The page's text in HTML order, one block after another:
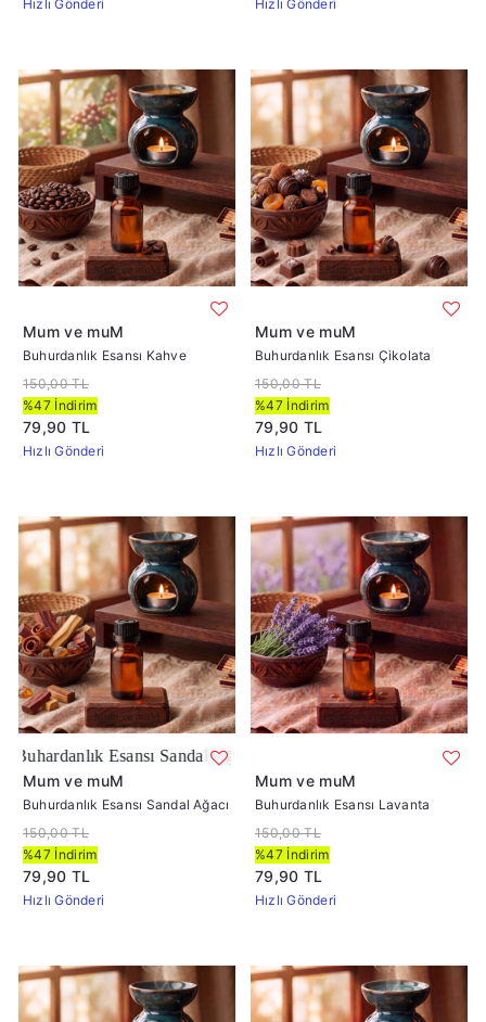
Hızlı Gönderi Hızlı Gönderi
Mum ve muM
Buhurdanlık Esansı Kahve
150,00 TL
%47 İndirim
79,90 TL
Hızlı Gönderi
Mum ve muM
Buhurdanlık Esansı Çikolata
150,00 TL
%47 İndirim
79,90 TL
Hızlı Gönderi
Sandal Ağacı
Mum ve muM
Buhurdanlık Esansı Sandal Ağacı
150,00 TL
%47 İndirim
79,90 TL
Hızlı Gönderi
Mum ve muM
Buhurdanlık Esansı Lavanta
150,00 TL
%47 İndirim
79,90 TL
Hızlı Gönderi